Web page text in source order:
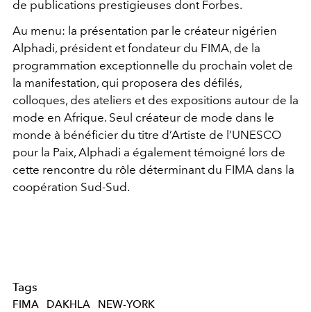
de publications prestigieuses dont Forbes.
Au menu: la présentation par le créateur nigérien
Alphadi, président et fondateur du FIMA, de la
programmation exceptionnelle du prochain volet de
la manifestation, qui proposera des défilés,
colloques, des ateliers et des expositions autour de la
mode en Afrique. Seul créateur de mode dans le
monde à bénéficier du titre d’Artiste de l’UNESCO
pour la Paix, Alphadi a également témoigné lors de
cette rencontre du rôle déterminant du FIMA dans la
coopération Sud-Sud.
Tags
FIMA DAKHLA NEW-YORK